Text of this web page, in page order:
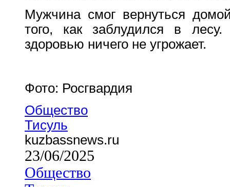
Мужчина смог вернуться
того, как заблудился в
здоровью ничего не угрожает.
Фото: Росгвардия
Общество
Тисуль
kuzbassnews.ru
23/06/2025
Общество